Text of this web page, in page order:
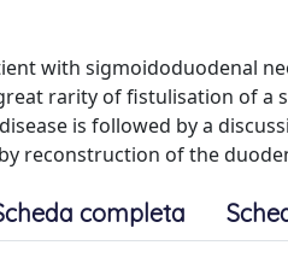
with sigmoidoduodenal
rarity of fistulisation of
is followed by a
reconstruction of the
completa